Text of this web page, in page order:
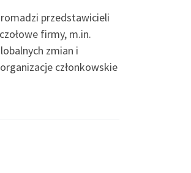
przedstawicieli
firmy, m.in.
zmian i
członkowskie